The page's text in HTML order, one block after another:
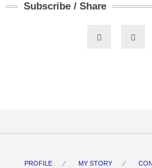
Subscribe / Share
PROFILE MY STORY